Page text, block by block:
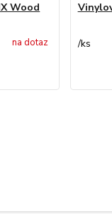
Wood
na dotaz /ks